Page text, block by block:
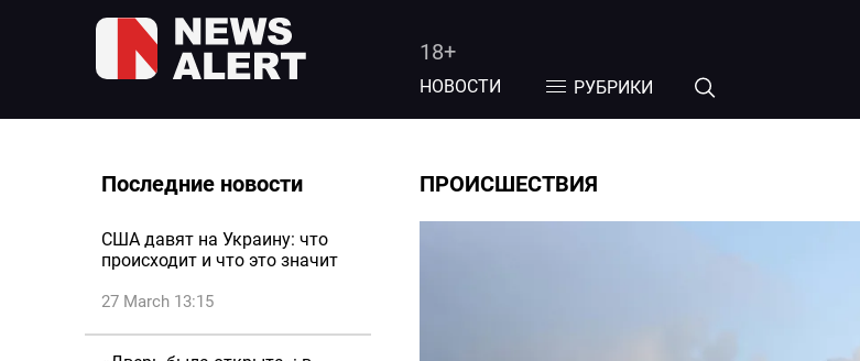
18+
НОВОСТИ РУБРИКИ
Последние новости
США давят на Украину: что
происходит и что это значит
27 March 13:15
ПРОИСШЕСТВИЯ